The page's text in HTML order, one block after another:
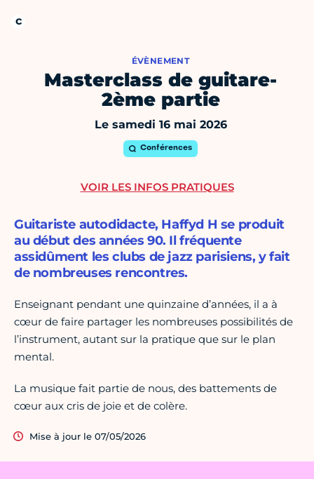
ÉVÈNEMENT
Masterclass de guitare-
2ème partie
Le samedi 16 mai 2026
Conférences
Guitariste autodidacte, Haffyd H se produit
au début des années 90. Il fréquente
assidûment les clubs de jazz parisiens, y fait
de nombreuses rencontres.
Enseignant pendant une quinzaine d’années, il a à
cœur de faire partager les nombreuses possibilités de
l’instrument, autant sur la pratique que sur le plan
mental.
La musique fait partie de nous, des battements de
cœur aux cris de joie et de colère.
Mise à jour le 07/05/2026
VOIR LES INFOS PRATIQUES